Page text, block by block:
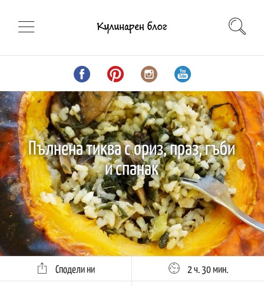
Пълнена тиква с ориз, праз, гъби
и спанак
Сподели ни
2 ч. 30 мин.